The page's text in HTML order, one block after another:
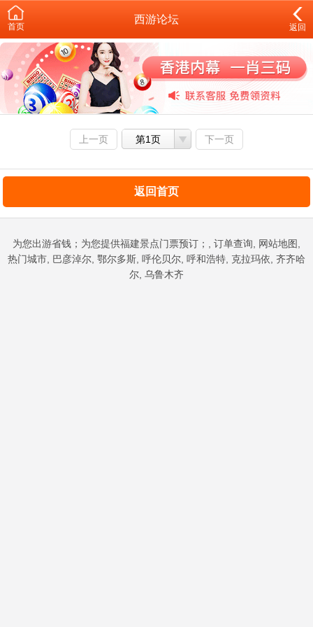
首页
西游论坛
返回
上一页 第1页 下一页
返回首页
为您出游省钱；为您提供福建景点门票预订；, 订单查询, 网站地图,
热门城市, 巴彦淖尔, 鄂尔多斯, 呼伦贝尔, 呼和浩特, 克拉玛依, 齐齐哈
尔, 乌鲁木齐